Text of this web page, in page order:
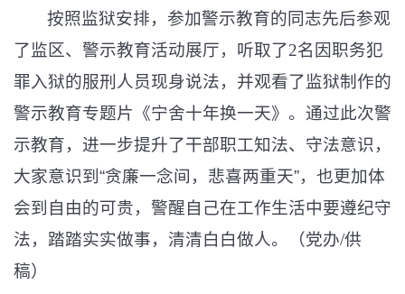
按照监狱安排，参加警示教育的同志先后参观
了监区、警示教育活动展厅，听取了2名因职务犯
罪入狱的服刑人员现身说法，并观看了监狱制作的
警示教育专题片《宁舍十年换一天》。通过此次警
示教育，进一步提升了干部职工知法、守法意识，
大家意识到 “贪廉一念间，悲喜两重天”，也更加体
会到自由的可贵，警醒自己在工作生活中要遵纪守
法，踏踏实实做事，清清白白做人。（党办/供
稿）